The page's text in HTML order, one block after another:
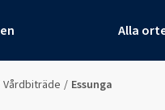
Alla
Vårdbiträde / Essunga